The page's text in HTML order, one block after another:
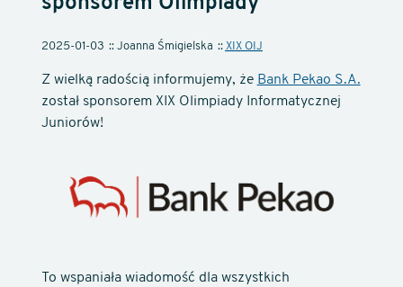
2025-01-03 Joanna Śmigielska XIX OIJ
Z wielką radością informujemy, że Bank Pekao S.A.
został sponsorem XIX Olimpiady Informatycznej
Juniorów!
To wspaniała wiadomość dla wszystkich